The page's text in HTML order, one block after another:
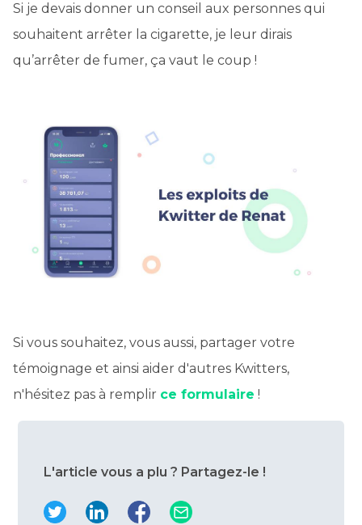
Si je devais donner un conseil aux personnes qui
souhaitent arrêter la cigarette, je leur dirais
qu’arrêter de fumer, ça vaut le coup !
Si vous souhaitez, vous aussi, partager votre
témoignage et ainsi aider d'autres Kwitters,
n'hésitez pas à remplir ce formulaire !
L'article vous a plu ? Partagez-le !